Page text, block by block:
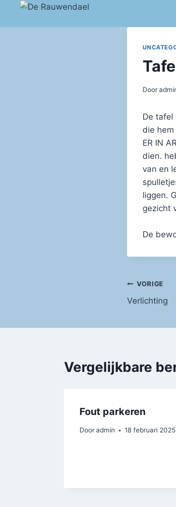
Doorgaan
Door
De tafel
die
ER IN
dien.
van en
liggen.
gezicht
De
Bericht
VORIGE
Verlichting
Vergelijkbare
Fout parkeren
Door admin 18 februari 2025